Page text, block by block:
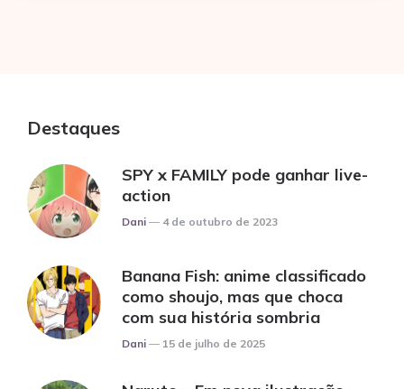
Destaques
SPY x FAMILY pode ganhar live-
action
Posted
Dani 4 de outubro de 2023
Banana Fish: anime classificado
como shoujo, mas que choca
com sua história sombria
Posted
Dani 15 de julho de 2025